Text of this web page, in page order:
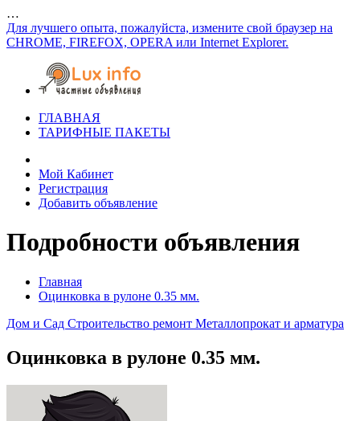
…
Для лучшего опыта, пожалуйста, измените свой браузер на
CHROME, FIREFOX, OPERA или Internet Explorer.
ГЛАВНАЯ
ТАРИФНЫЕ ПАКЕТЫ
Мой Кабинет
Регистрация
Добавить объявление
Подробности объявления
Главная
Оцинковка в рулоне 0.35 мм.
Дом и Сад Строительство ремонт Металлопрокат и арматура
Оцинковка в рулоне 0.35 мм.